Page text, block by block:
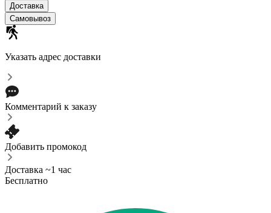
Доставка
Самовывоз
Указать адрес доставки
Комментарий к заказу
Добавить промокод
Доставка ~1 час
Бесплатно